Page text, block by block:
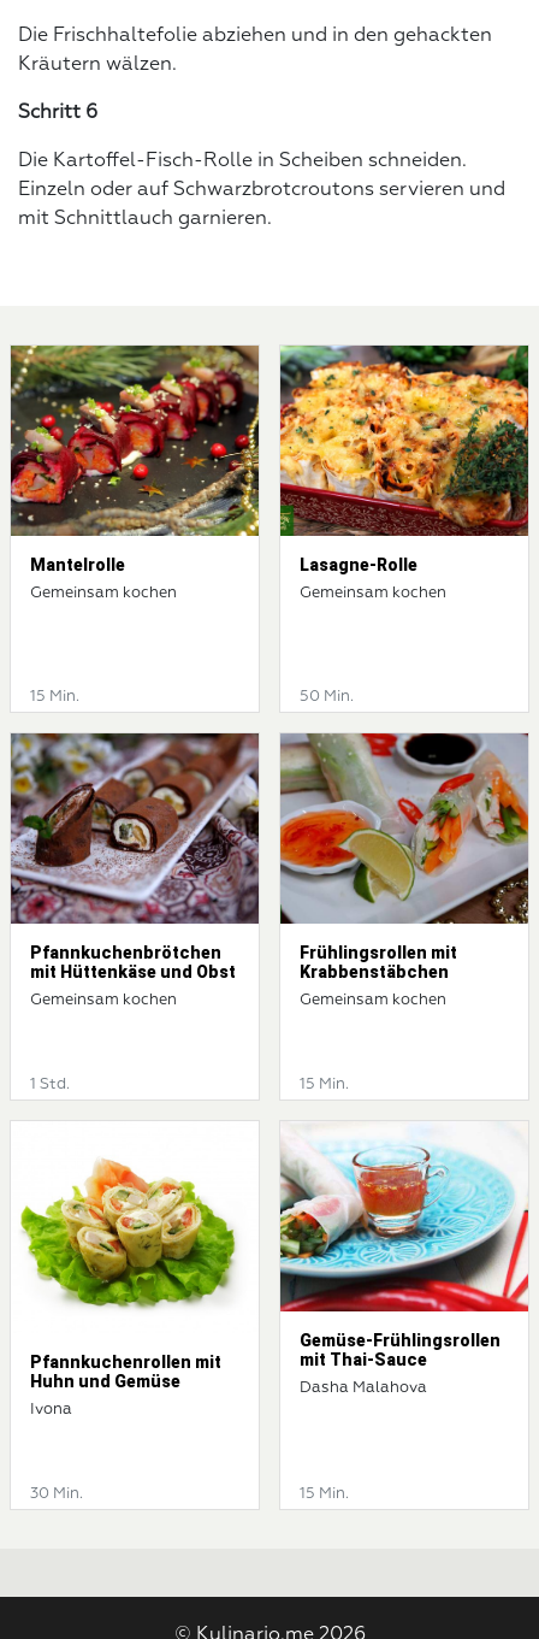
Die Frischhaltefolie abziehen und in den gehackten
Kräutern wälzen.
Schritt 6
Die Kartoffel-Fisch-Rolle in Scheiben schneiden.
Einzeln oder auf Schwarzbrotcroutons servieren und
mit Schnittlauch garnieren.
Mantelrolle
Gemeinsam kochen
15 Min.
Lasagne-Rolle
Gemeinsam kochen
50 Min.
Pfannkuchenbrötchen
mit Hüttenkäse und Obst
Gemeinsam kochen
1 Std.
Frühlingsrollen mit
Krabbenstäbchen
Gemeinsam kochen
15 Min.
Pfannkuchenrollen mit
Huhn und Gemüse
Ivona
30 Min.
Gemüse-Frühlingsrollen
mit Thai-Sauce
Dasha Malahova
15 Min.
© Kulinario.me 2026